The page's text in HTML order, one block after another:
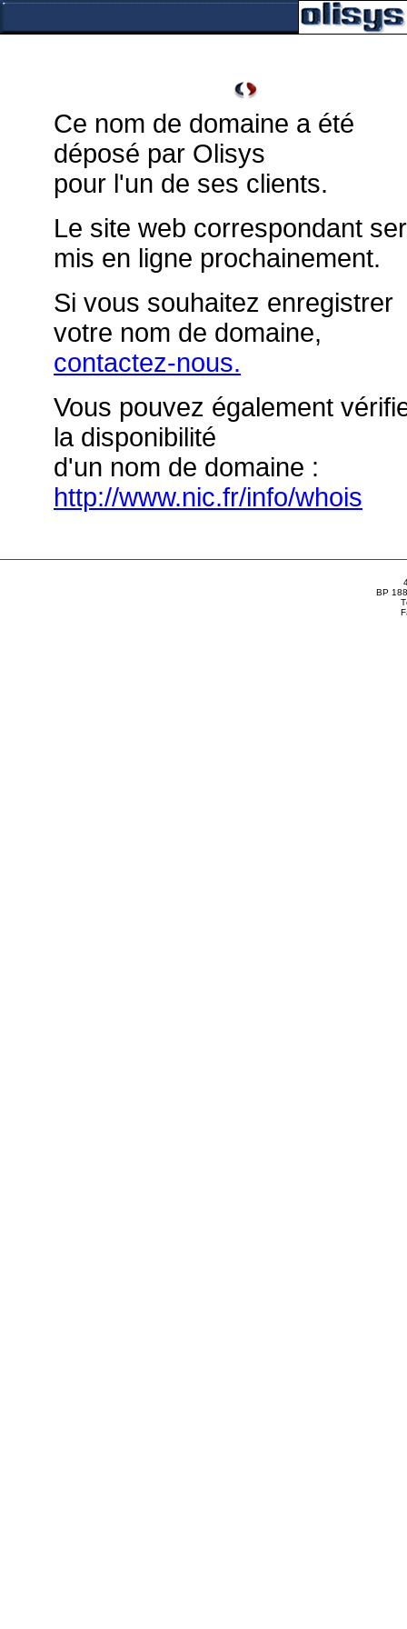
Ce nom de domaine a été
déposé par Olisys
pour l'un de ses clients.
Le site web correspondant
mis en ligne prochainement.
Si vous souhaitez enregistrer
votre nom de domaine,
contactez-nous.
Vous pouvez également
la disponibilité
d'un nom de domaine :
http://www.nic.fr/info/whois
BP